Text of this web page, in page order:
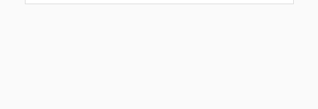
FR
7.00-12.30 Uhr